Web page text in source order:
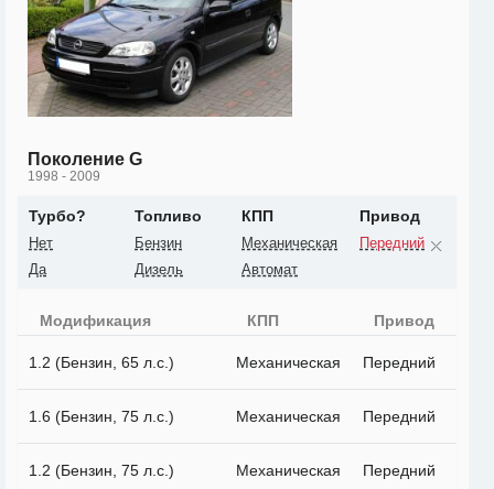
Поколение G
1998 - 2009
Турбо?
Нет
Да
Топливо
Бензин
Дизель
КПП
Механическая
Автомат
Привод
Передний
Модификация КПП Привод
1.2 (Бензин, 65 л.с.) Механическая Передний
1.6 (Бензин, 75 л.с.) Механическая Передний
1.2 (Бензин, 75 л.с.) Механическая Передний